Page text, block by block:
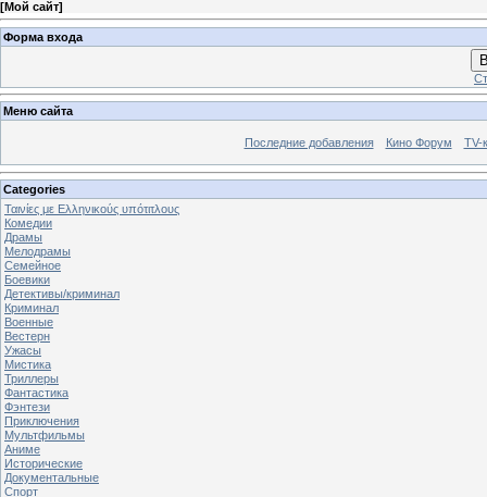
[Мой сайт]
Форма входа
Меню сайта
Последние добавления Кино Форум TV-
Categories
Ταινίες με Ελληνικούς υπότιτλους
Комедии
Драмы
Мелодрамы
Семейное
Боевики
Детективы/криминал
Криминал
Военные
Вестерн
Ужасы
Мистика
Триллеры
Фантастика
Фэнтези
Приключения
Мультфильмы
Аниме
Исторические
Документальные
Спорт